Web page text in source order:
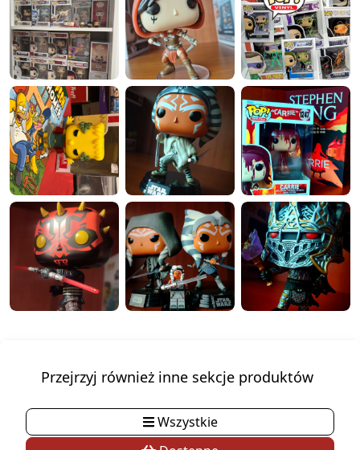
Przejrzyj również inne sekcje produktów
Wszystkie